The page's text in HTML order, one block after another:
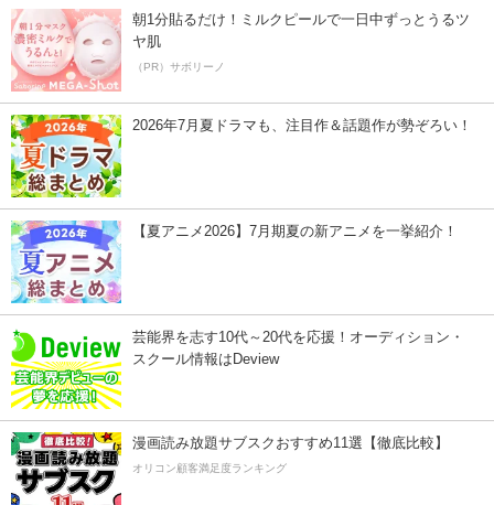
朝1分貼るだけ！ミルクピールで一日中ずっとうるツ
ヤ肌
（PR）サボリーノ
2026年7月夏ドラマも、注目作＆話題作が勢ぞろい！
【夏アニメ2026】7月期夏の新アニメを一挙紹介！
芸能界を志す10代～20代を応援！オーディション・
スクール情報はDeview
漫画読み放題サブスクおすすめ11選【徹底比較】
オリコン顧客満足度ランキング